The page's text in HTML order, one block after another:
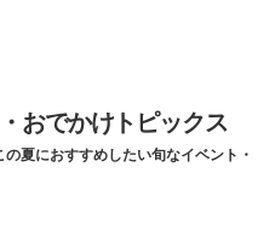
おでかけトピックス
夏におすすめしたい旬なイベント・